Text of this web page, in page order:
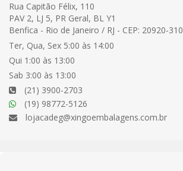
Rua Capitão Félix, 110
PAV 2, LJ 5, PR Geral, BL Y1
Benfica - Rio de Janeiro / RJ - CEP: 20920-310
Ter, Qua, Sex 5:00 às 14:00
Qui 1:00 às 13:00
Sab 3:00 às 13:00
(21) 3900-2703
(19) 98772-5126
lojacadeg@xingoembalagens.com.br